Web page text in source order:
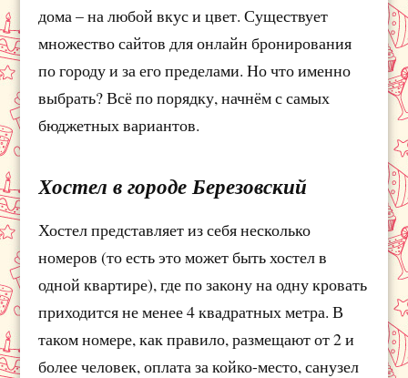
дома – на любой вкус и цвет. Существует
множество сайтов для онлайн бронирования
по городу и за его пределами. Но что именно
выбрать? Всё по порядку, начнём с самых
бюджетных вариантов.
Хостел в городе Березовский
Хостел представляет из себя несколько
номеров (то есть это может быть хостел в
одной квартире), где по закону на одну кровать
приходится не менее 4 квадратных метра. В
таком номере, как правило, размещают от 2 и
более человек, оплата за койко-место, санузел